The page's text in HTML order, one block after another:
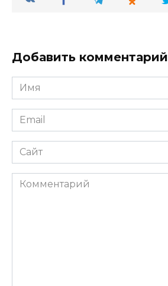
Добавить комментарий
Имя
*
Email
*
Сайт
Комментарий